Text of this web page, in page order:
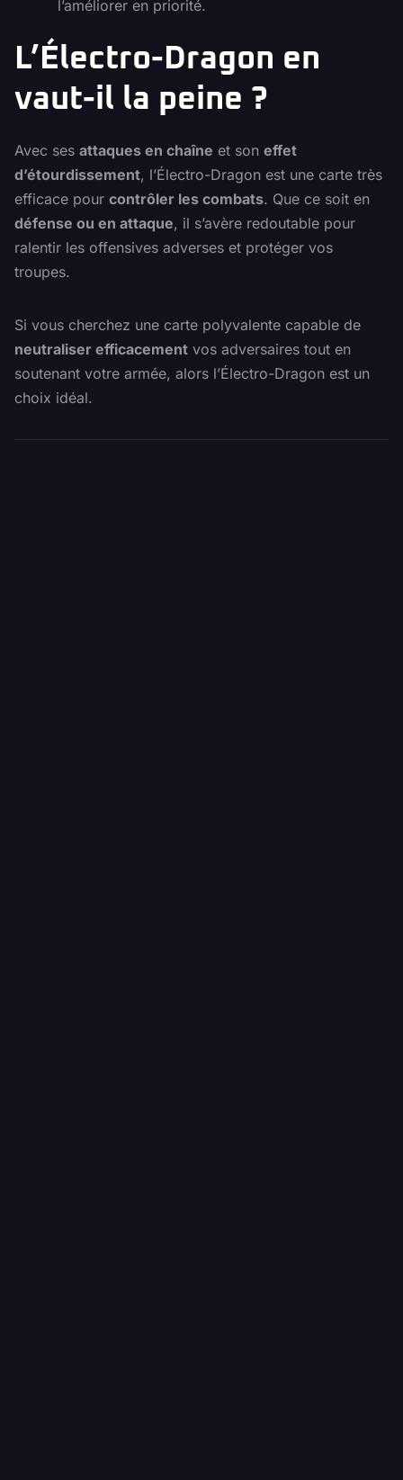
l’améliorer en priorité.
L’Électro-Dragon en
vaut-il la peine ?
Avec ses attaques en chaîne et son effet
d’étourdissement, l’Électro-Dragon est une carte très
efficace pour contrôler les combats. Que ce soit en
défense ou en attaque, il s’avère redoutable pour
ralentir les offensives adverses et protéger vos
troupes.
Si vous cherchez une carte polyvalente capable de
neutraliser efficacement vos adversaires tout en
soutenant votre armée, alors l’Électro-Dragon est un
choix idéal.